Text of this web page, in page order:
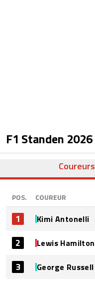
F1 Standen 2026
Coureurs
POS. COUREUR
1 Kimi Antonelli
2 Lewis Hamilton
3 George Russell